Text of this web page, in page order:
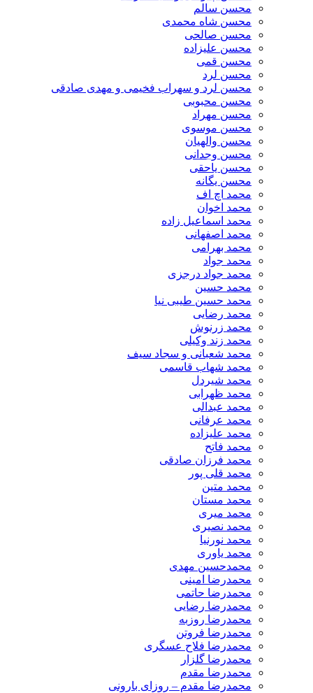
محسن سالم
محسن شاه محمدی
محسن صالحی
محسن علیزاده
محسن قمی
محسن لرد
محسن لرد و سهراب فخیمی و مهدی صادقی
محسن محبوبی
محسن مهراد
محسن موسوی
محسن والهیان
محسن وجدانی
محسن یاحقی
محسن یگانه
محمد اچ اف
محمد اخوان
محمد اسماعیل زاده
محمد اصفهانی
محمد بهرامی
محمد جواد
محمد جواد درجزی
محمد حسین
محمد حسین طیبی نیا
محمد رضایی
محمد زرنوش
محمد زند وکیلی
محمد شعبانی و سجاد سیف
محمد شهاب قاسمی
​محمد شیردل
محمد ظهرابی
محمد عبدالی
محمد عرفانی
محمد علیزاده
محمد فاتح
محمد فرزان صادقی
محمد قلی پور
محمد متین
محمد مستان
محمد میری
محمد نصیری
محمد نورنیا
محمد یاوری
محمدحسین مهدی
محمدرضا امینی
محمدرضا حاتمی
محمدرضا رضایی
محمدرضا روزبه
محمدرضا فروتن
محمدرضا فلاح عسگری
محمدرضا گلزار
محمدرضا مقدم
محمدرضا مقدم – روزای بارونی